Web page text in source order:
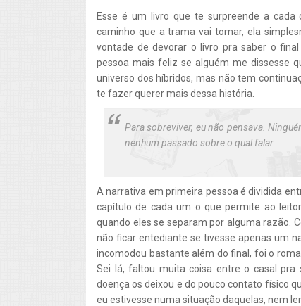
Esse é um livro que te surpreende a
caminho que a trama vai tomar, ela
vontade de devorar o livro pra saber o
pessoa mais feliz se alguém me dissesse
universo dos híbridos, mas não tem
te fazer querer mais dessa história.
Para sobreviver, eu não pensava.
nenhum passado sobre o qual falar.
A narrativa em primeira pessoa é dividida
capítulo de cada um o que permite ao
quando eles se separam por alguma razão.
não ficar entediante se tivesse apenas um
incomodou bastante além do final, foi o
Sei lá, faltou muita coisa entre o casal pra
doença os deixou e do pouco contato físico
eu estivesse numa situação daquelas, nem